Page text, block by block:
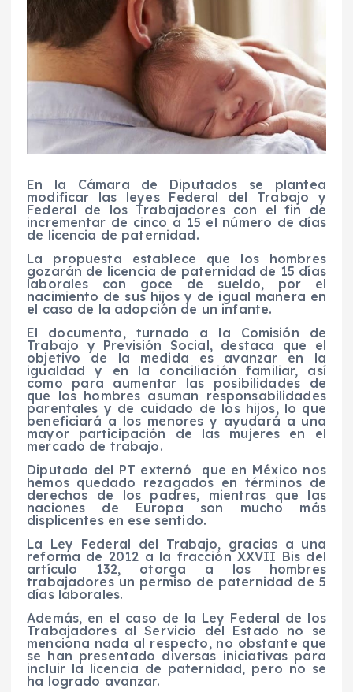
En la Cámara de Diputados se plantea
modificar las leyes Federal del Trabajo y
Federal de los Trabajadores con el fin de
incrementar de cinco a 15 el número de días
de licencia de paternidad.
La propuesta establece que los hombres
gozarán de licencia de paternidad de 15 días
laborales con goce de sueldo, por el
nacimiento de sus hijos y de igual manera en
el caso de la adopción de un infante.
El documento, turnado a la Comisión de
Trabajo y Previsión Social, destaca que el
objetivo de la medida es avanzar en la
igualdad y en la conciliación familiar, así
como para aumentar las posibilidades de
que los hombres asuman responsabilidades
parentales y de cuidado de los hijos, lo que
beneficiará a los menores y ayudará a una
mayor participación de las mujeres en el
mercado de trabajo.
Diputado del PT externó que en México nos
hemos quedado rezagados en términos de
derechos de los padres, mientras que las
naciones de Europa son mucho más
displicentes en ese sentido.
La Ley Federal del Trabajo, gracias a una
reforma de 2012 a la fracción XXVII Bis del
artículo 132, otorga a los hombres
trabajadores un permiso de paternidad de 5
días laborales.
Además, en el caso de la Ley Federal de los
Trabajadores al Servicio del Estado no se
menciona nada al respecto, no obstante que
se han presentado diversas iniciativas para
incluir la licencia de paternidad, pero no se
ha logrado avanzar.